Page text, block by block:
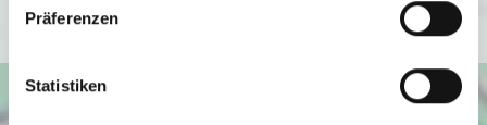
Präferenzen
Statistiken